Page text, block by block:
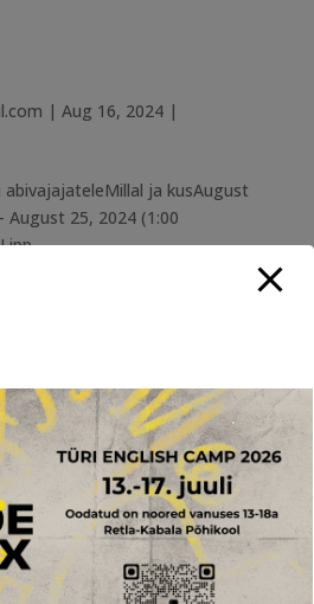
| Aug 16, 2024|
ja kusAugust
August 25, 2024 (1:00
2024 (11:00 am) – August 18,
Männik
Aug 16, 2024|